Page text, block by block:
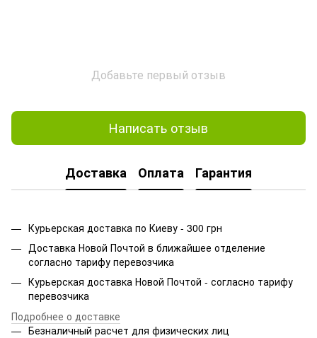
Добавьте первый отзыв
Написать отзыв
Доставка Оплата Гарантия
Курьерская доставка по Киеву - 300 грн
Доставка Новой Почтой в ближайшее отделение
согласно тарифу перевозчика
Курьерская доставка Новой Почтой - согласно тарифу
перевозчика
Подробнее о доставке
Безналичный расчет для физических лиц